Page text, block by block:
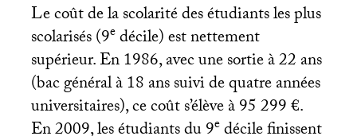
Le coût de la scolarité des étudiants les plus
scolarisés (9edécile) est nettement
supérieur. En 1986, avec une sortie à 22 ans
(bac général à 18 ans suivi de quatre années
universitaires), ce coût s’élève à 95 299 €.
e